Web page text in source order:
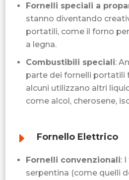
Fornelli speciali a
stanno diventando
portatili, come il forno
a legna.
Combustibili speciali:
parte dei fornelli portatili
alcuni utilizzano altri
come alcol, cherosene,
E Fornello Elettrico
Fornelli convenzionali:
serpentina (come quelli